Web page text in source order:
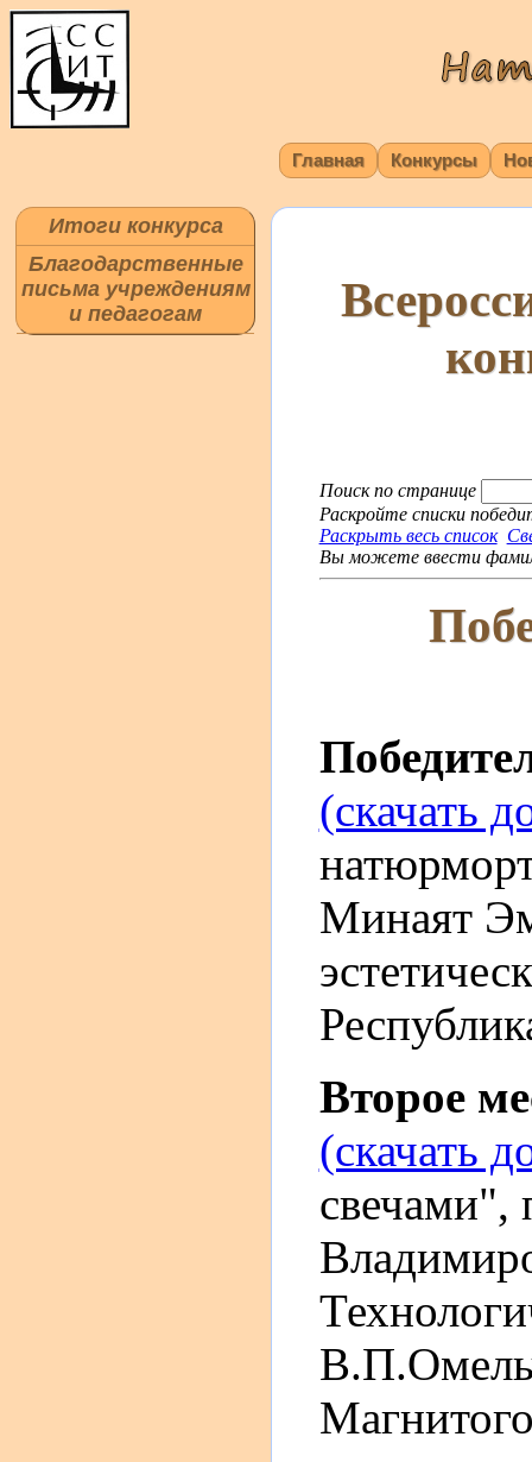
Главная Конкурсы
Итоги конкурса
Благодарственные
письма учреждениям
и педагогам
Поиск по странице
Раскройте списки
Раскрыть весь список
Вы можете ввести
(скачать
Минаят
Второе
(скачать
свечами",